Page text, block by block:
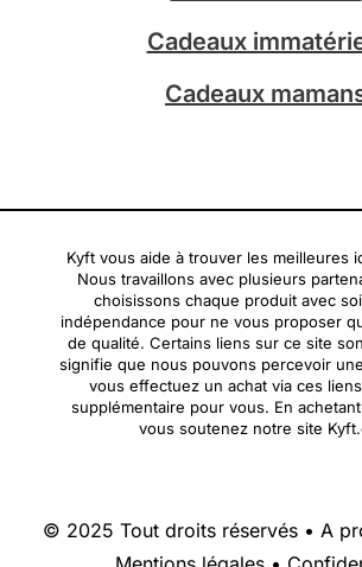
Cadeaux
Cadeaux
Kyft vous aide à trouver les meilleures
Nous travaillons avec plusieurs
choisissons chaque produit avec
indépendance pour ne vous proposer
de qualité. Certains liens sur ce site
signifie que nous pouvons percevoir
vous effectuez un achat via ces
supplémentaire pour vous. En
vous soutenez notre site
© 2025 Tout droits réservés • A